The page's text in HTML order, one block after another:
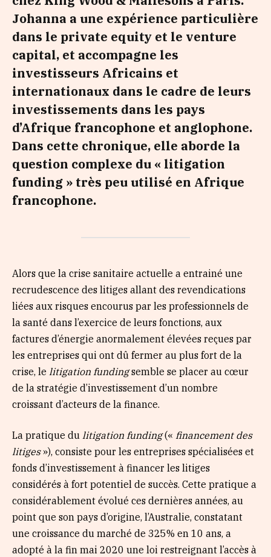
Johanna a une expérience particulière
dans le private equity et le venture
capital, et accompagne les
investisseurs Africains et
internationaux dans le cadre de leurs
investissements dans les pays
d’Afrique francophone et anglophone.
Dans cette chronique, elle aborde la
question complexe du « litigation
funding » très peu utilisé en Afrique
francophone.
Alors que la crise sanitaire actuelle a entrainé une
recrudescence des litiges allant des revendications
liées aux risques encourus par les professionnels de
la santé dans l’exercice de leurs fonctions, aux
factures d’énergie anormalement élevées reçues par
les entreprises qui ont dû fermer au plus fort de la
crise, le litigation fundingsemble se placer au cœur
de la stratégie d’investissement d’un nombre
croissant d’acteurs de la finance.
La pratique du litigation funding(« financement des
litiges»), consiste pour les entreprises spécialisées et
fonds d’investissement à financer les litiges
considérés à fort potentiel de succès. Cette pratique a
considérablement évolué ces dernières années, au
point que son pays d’origine, l’Australie, constatant
une croissance du marché de 325% en 10 ans, a
adopté à la fin mai 2020 une loi restreignant l’accès à